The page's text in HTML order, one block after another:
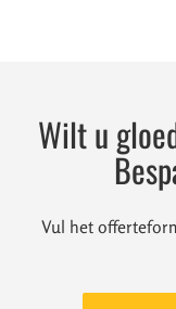
Wilt u
Vul het